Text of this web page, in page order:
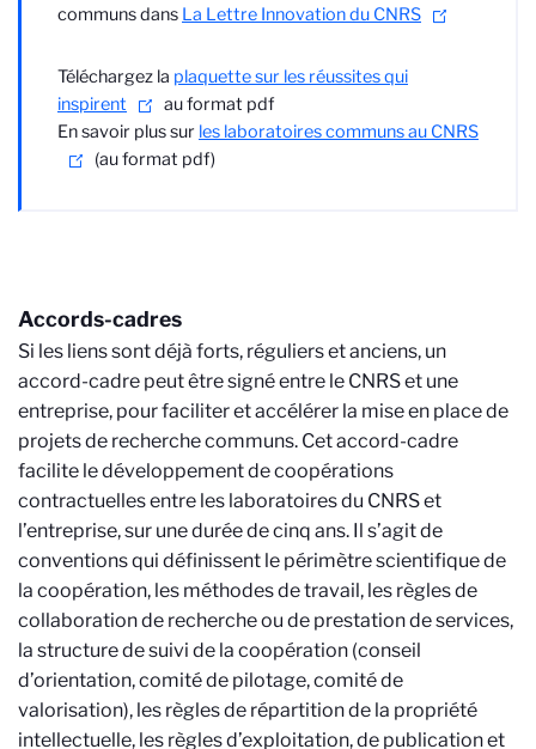
communs dans La Lettre Innovation du CNRS
Téléchargez la plaquette sur les réussites qui
inspirent
au format pdf
En savoir plus sur les laboratoires communs au CNRS
(au format pdf)
Accords-cadres
Si les liens sont déjà forts, réguliers et anciens, un
accord-cadre peut être signé entre le CNRS et une
entreprise, pour faciliter et accélérer la mise en place de
projets de recherche communs. Cet accord-cadre
facilite le développement de coopérations
contractuelles entre les laboratoires du CNRS et
l’entreprise, sur une durée de cinq ans. Il s’agit de
conventions qui définissent le périmètre scientifique de
la coopération, les méthodes de travail, les règles de
collaboration de recherche ou de prestation de services,
la structure de suivi de la coopération (conseil
d’orientation, comité de pilotage, comité de
valorisation), les règles de répartition de la propriété
intellectuelle, les règles d’exploitation, de publication et